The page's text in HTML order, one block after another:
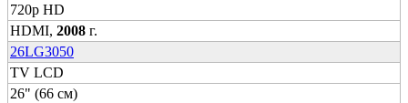
720p HD
HDMI, 2008 г.
26LG3050
TV LCD
26" (66 см)